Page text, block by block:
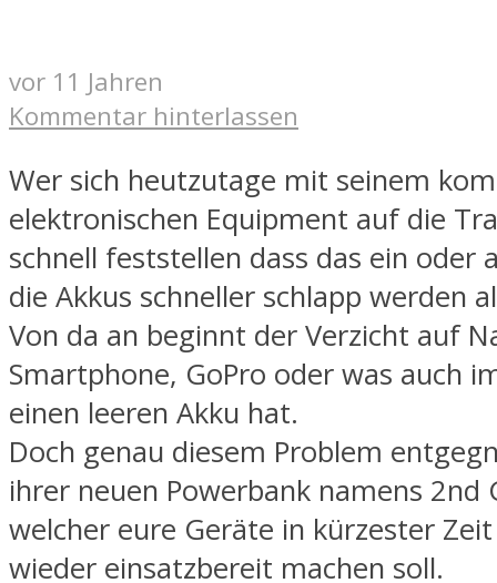
vor 11 Jahren
Kommentar hinterlassen
Wer sich heutzutage mit seinem
elektronischen Equipment auf die
schnell feststellen dass das ein oder
die Akkus schneller schlapp werden
Von da an beginnt der Verzicht auf
Smartphone, GoPro oder was auch
einen leeren Akku hat.
Doch genau diesem Problem
ihrer neuen Powerbank namens 2nd
welcher eure Geräte in kürzester
wieder einsatzbereit machen soll.